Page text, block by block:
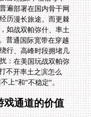
上"和"不稳定"。
通道的价值